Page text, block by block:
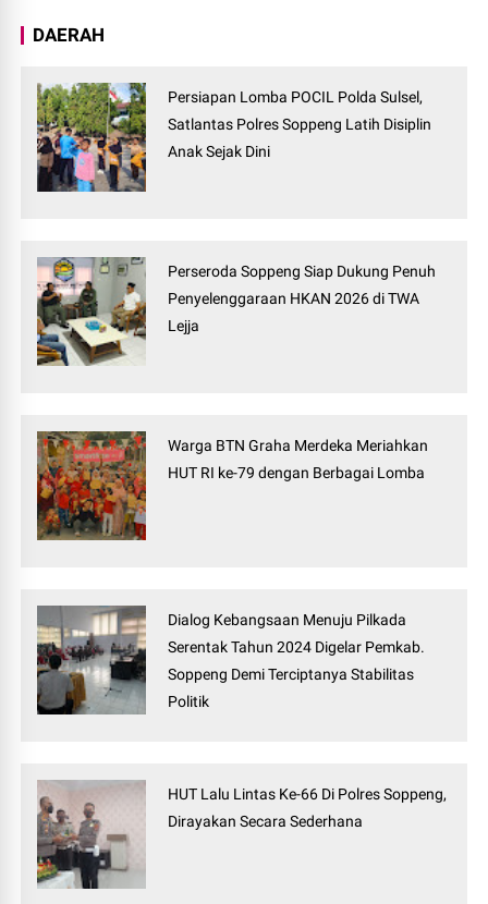
DAERAH
Persiapan Lomba POCIL Polda Sulsel,
Satlantas Polres Soppeng Latih Disiplin
Anak Sejak Dini
Perseroda Soppeng Siap Dukung Penuh
Penyelenggaraan HKAN 2026 di TWA
Lejja
Warga BTN Graha Merdeka Meriahkan
HUT RI ke-79 dengan Berbagai Lomba
Dialog Kebangsaan Menuju Pilkada
Serentak Tahun 2024 Digelar Pemkab.
Soppeng Demi Terciptanya Stabilitas
Politik
HUT Lalu Lintas Ke-66 Di Polres Soppeng,
Dirayakan Secara Sederhana